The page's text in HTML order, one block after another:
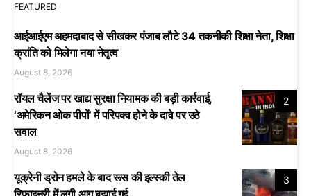
FEATURED
आईआईएम अहमदाबाद से सीखकर पंजाब लौटे 34 तकनीकी शिक्षा नेता, शिक्षा
क्रांति को मिलेगा नया नेतृत्व
August 8, 2026
2
रॉयल चैलेंज पर खाद्य सुरक्षा नियामक की बड़ी कार्रवाई,
‘अमेरिकन ओक पीपों’ में परिपक्व होने के दावे पर उठे
सवाल
August 8, 2026
3
यूक्रेनी ड्रोन हमले के बाद रूस की इल्स्की तेल